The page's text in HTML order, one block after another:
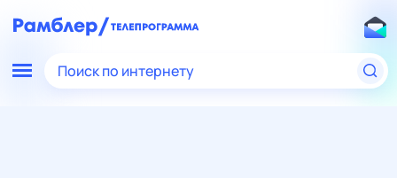
Поиск по интернету